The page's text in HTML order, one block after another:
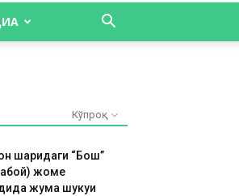
Кўпроқ
шаҳридаги “Бош”
жоме
жума шукуҳи